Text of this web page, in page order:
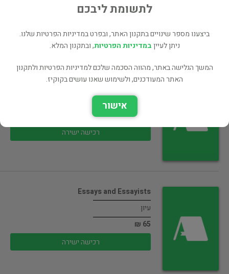
75 ₪
Tales from Shakespeare
מחזות ותיאטרון
רכישה ישירה
Essays and Essayists
עיון
65 ₪
רכישה ישירה
לתשומת ליבכם
ביצענו מספר שינויים בתקנון האתר, ובפרט במדיניות הפרטיות שלנו.
ניתן לעייןבמדיניות הפרטיות, ובתקנון המלא.
המשך הגלישה באתר, מהווה הסכמה שלכם למדיניות הפרטיות ולתקנון
האתר המעודכנים, ולשימוש שאנו עושים בקוקיז.
אישור